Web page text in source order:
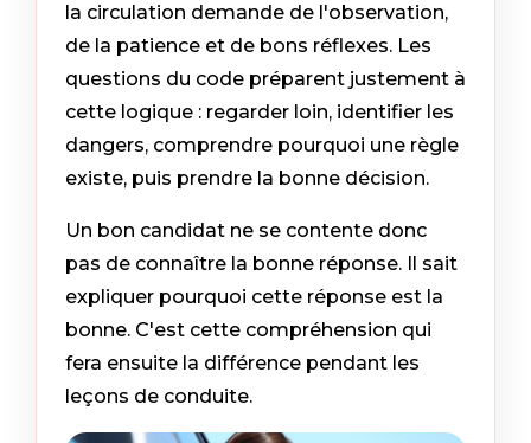
la circulation demande de l'observation,
de la patience et de bons réflexes. Les
questions du code préparent justement à
cette logique : regarder loin, identifier les
dangers, comprendre pourquoi une règle
existe, puis prendre la bonne décision.
Un bon candidat ne se contente donc
pas de connaître la bonne réponse. Il sait
expliquer pourquoi cette réponse est la
bonne. C'est cette compréhension qui
fera ensuite la différence pendant les
leçons de conduite.